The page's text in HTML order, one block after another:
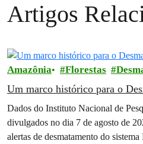
Artigos
Amazônia Florestas
Um marco histórico para o
Dados do Instituto Nacional de
divulgados no dia 7 de agosto de
alertas de desmatamento do